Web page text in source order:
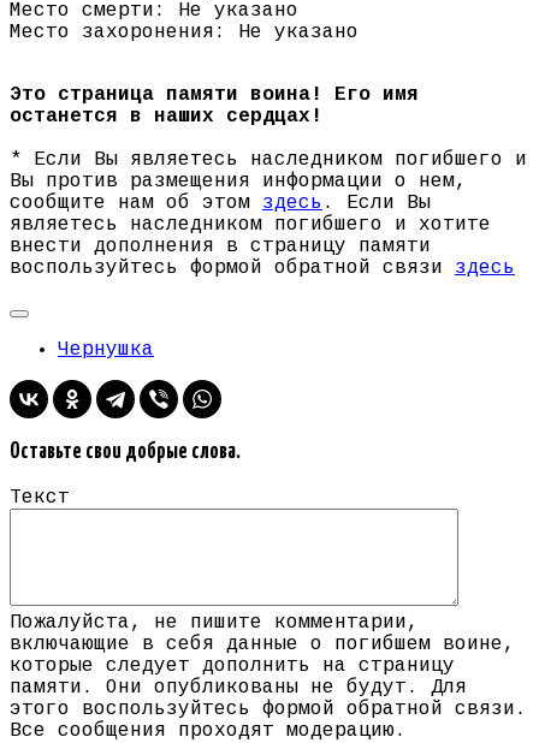
Место смерти: Не указано
Место захоронения: Не указано
Это страница памяти воина! Его имя
останется в наших сердцах!
* Если Вы являетесь наследником погибшего и
Вы против размещения информации о нем,
сообщите нам об этом здесь . Если Вы
являетесь наследником погибшего и хотите
внести дополнения в страницу памяти
воспользуйтесь формой обратной связи здесь
Чернушка
Оставьте свои добрые слова.
Текст
Пожалуйста, не пишите комментарии,
включающие в себя данные о погибшем воине,
которые следует дополнить на страницу
памяти. Они опубликованы не будут. Для
этого воспользуйтесь формой обратной связи.
Все сообщения проходят модерацию.